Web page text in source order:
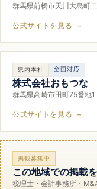
群馬県前橋市天川大島町
公式サイトを見る →
県内本社 全国対応
株式会社おもつな
群馬県高崎市田町75番地1
公式サイトを見る →
掲載募集中
この地域での掲載
税理士・会計事務所・